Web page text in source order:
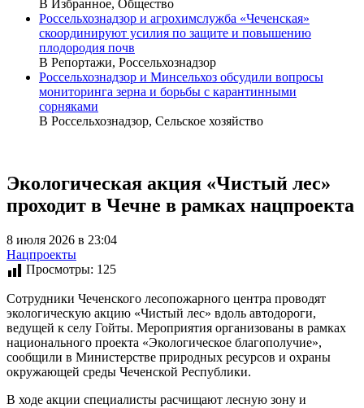
В Избранное, Общество
Россельхознадзор и агрохимслужба «Чеченская»
скоординируют усилия по защите и повышению
плодородия почв
В Репортажи, Россельхознадзор
Россельхознадзор и Минсельхоз обсудили вопросы
мониторинга зерна и борьбы с карантинными
сорняками
В Россельхознадзор, Сельское хозяйство
Экологическая акция «Чистый лес»
проходит в Чечне в рамках нацпроекта
8 июля 2026 в 23:04
Нацпроекты
Просмотры: 125
Сотрудники Чеченского лесопожарного центра проводят
экологическую акцию «Чистый лес» вдоль автодороги,
ведущей к селу Гойты. Мероприятия организованы в рамках
национального проекта «Экологическое благополучие»,
сообщили в Министерстве природных ресурсов и охраны
окружающей среды Чеченской Республики.
В ходе акции специалисты расчищают лесную зону и